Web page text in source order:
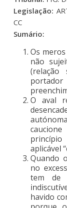
Legislação:
CC
Sumário:
Os
não
(relação
O aval
princípio
aplicável
Quando
no
tem de
havido